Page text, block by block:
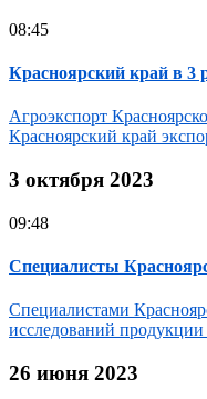
08:45
Красноярский край в 3
Агроэкспорт
Красноярский край
3 октября 2023
09:48
Специалисты
Специалистами
исследований
26 июня 2023